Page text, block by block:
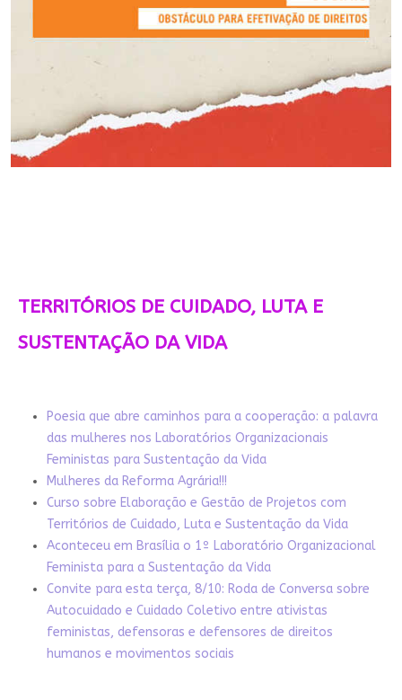
TERRITÓRIOS DE CUIDADO, LUTA E
SUSTENTAÇÃO DA VIDA
Poesia que abre caminhos para a cooperação: a palavra
das mulheres nos Laboratórios Organizacionais
Feministas para Sustentação da Vida
Mulheres da Reforma Agrária!!!
Curso sobre Elaboração e Gestão de Projetos com
Territórios de Cuidado, Luta e Sustentação da Vida
Aconteceu em Brasília o 1º Laboratório Organizacional
Feminista para a Sustentação da Vida
Convite para esta terça, 8/10: Roda de Conversa sobre
Autocuidado e Cuidado Coletivo entre ativistas
feministas, defensoras e defensores de direitos
humanos e movimentos sociais